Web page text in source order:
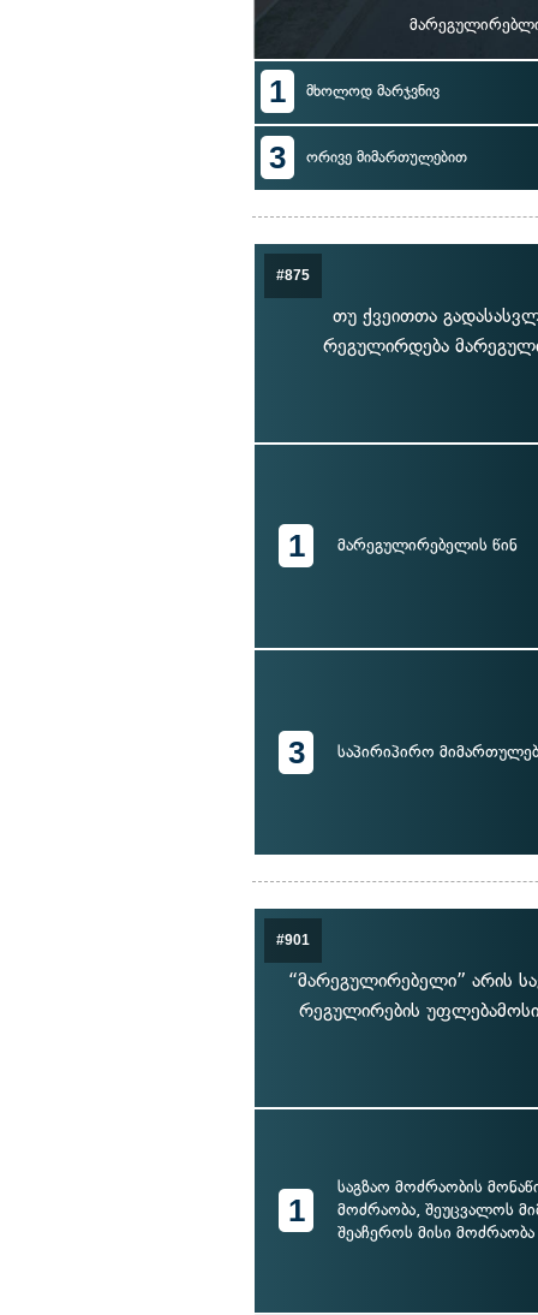
1 მხოლოდ მარჯვნივ
3 ორივე მიმართულებით
#875
თუ ქვეითთა
რეგულირდება
1 მარეგულირებელის წინ
3 საპირიპირო
#901
“მარეგულირებელი” არის
რეგულირების
1
საგზაო მოძრაობის
მოძრაობა, შეუცვალოს
შეაჩეროს მისი მოძრაობა